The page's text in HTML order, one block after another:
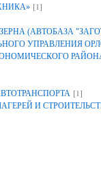
[1]
(АВТОБАЗА
УПРАВЛЕНИЯ
[1]
И